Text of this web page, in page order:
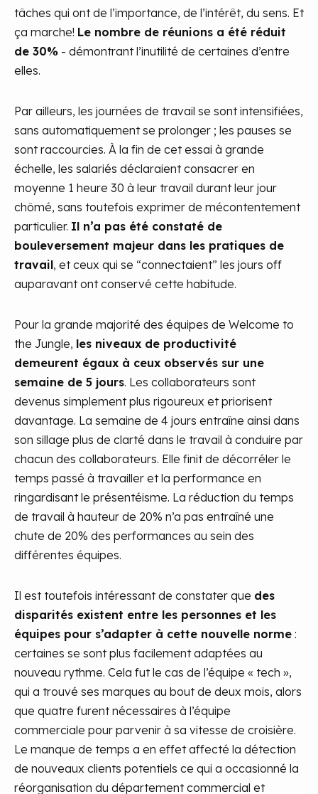
tâches qui ont de l’importance, de l’intérêt, du sens. Et
ça marche! Le nombre de réunions a été réduit
de 30% - démontrant l’inutilité de certaines d’entre
elles.
Par ailleurs, les journées de travail se sont intensifiées,
sans automatiquement se prolonger ; les pauses se
sont raccourcies. À la fin de cet essai à grande
échelle, les salariés déclaraient consacrer en
moyenne 1 heure 30 à leur travail durant leur jour
chômé, sans toutefois exprimer de mécontentement
particulier. Il n’a pas été constaté de
bouleversement majeur dans les pratiques de
travail, et ceux qui se “connectaient” les jours off
auparavant ont conservé cette habitude.
Pour la grande majorité des équipes de Welcome to
the Jungle, les niveaux de productivité
demeurent égaux à ceux observés sur une
semaine de 5 jours. Les collaborateurs sont
devenus simplement plus rigoureux et priorisent
davantage. La semaine de 4 jours entraîne ainsi dans
son sillage plus de clarté dans le travail à conduire par
chacun des collaborateurs. Elle finit de décorréler le
temps passé à travailler et la performance en
ringardisant le présentéisme. La réduction du temps
de travail à hauteur de 20% n’a pas entraîné une
chute de 20% des performances au sein des
différentes équipes.
Il est toutefois intéressant de constater que des
disparités existent entre les personnes et les
équipes pour s’adapter à cette nouvelle norme :
certaines se sont plus facilement adaptées au
nouveau rythme. Cela fut le cas de l’équipe « tech »,
qui a trouvé ses marques au bout de deux mois, alors
que quatre furent nécessaires à l’équipe
commerciale pour parvenir à sa vitesse de croisière.
Le manque de temps a en effet affecté la détection
de nouveaux clients potentiels ce qui a occasionné la
réorganisation du département commercial et